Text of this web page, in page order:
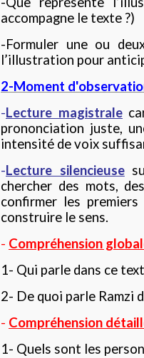
accompagne le texte ?)
-Formuler une ou
l’illustration pour
2-Moment
-Lecture magistrale
prononciation juste,
intensité de voix
-Lecture silencieuse
chercher des mots,
confirmer les
construire le sens.
- Compréhension
1- Qui parle dans ce
2- De quoi parle Ramzi
- Compréhension
1- Quels sont les